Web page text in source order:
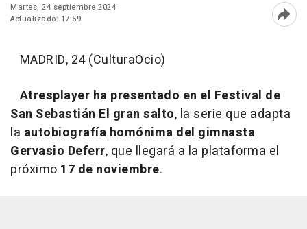
Martes, 24 septiembre 2024
Actualizado: 17:59
MADRID, 24 (CulturaOcio)
Atresplayer ha presentado en el Festival de
San Sebastián El gran salto, la serie que adapta
la autobiografía homónima del gimnasta
Gervasio Deferr, que llegará a la plataforma el
próximo 17 de noviembre.